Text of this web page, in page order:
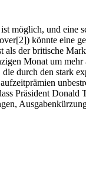
möglich, und eine
könnte eine
der britische
Monat um mehr
durch den stark
Präsident Donald